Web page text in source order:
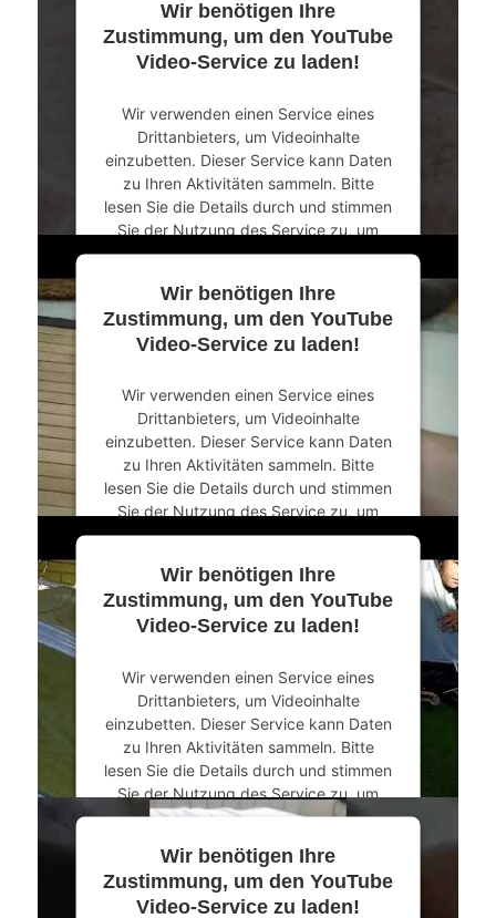
Mehr Informationen
powered byUsercentrics Consent
Management Platform&eRecht24
Wir benötigen Ihre
Zustimmung, um den YouTube
Video-Service zu laden!
Wir verwenden einen Service eines
Drittanbieters, um Videoinhalte
einzubetten. Dieser Service kann Daten
zu Ihren Aktivitäten sammeln. Bitte
lesen Sie die Details durch und stimmen
Sie der Nutzung des Service zu, um
dieses Video anzusehen.
Mehr Informationen
powered byUsercentrics Consent
Management Platform&eRecht24
Wir benötigen Ihre
Zustimmung, um den YouTube
Video-Service zu laden!
Wir verwenden einen Service eines
Drittanbieters, um Videoinhalte
einzubetten. Dieser Service kann Daten
zu Ihren Aktivitäten sammeln. Bitte
lesen Sie die Details durch und stimmen
Sie der Nutzung des Service zu, um
dieses Video anzusehen.
Mehr Informationen
powered byUsercentrics Consent
Management Platform&eRecht24
Wir benötigen Ihre
Zustimmung, um den YouTube
Video-Service zu laden!
Wir verwenden einen Service eines
Drittanbieters, um Videoinhalte
einzubetten. Dieser Service kann Daten
zu Ihren Aktivitäten sammeln. Bitte
lesen Sie die Details durch und stimmen
Sie der Nutzung des Service zu, um
dieses Video anzusehen.
Mehr Informationen
Wir benötigen Ihre
Zustimmung, um den YouTube
Video-Service zu laden!